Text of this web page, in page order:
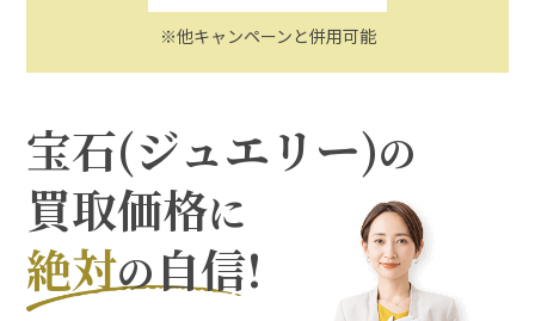
※他キャンペーンと併用可能
宝石(ジュエリー)の
買取価格に
絶対の自信!